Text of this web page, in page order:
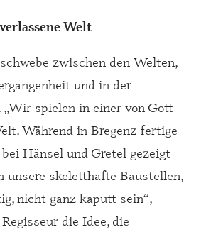
Welt
zwischen den Welten,
und in der
spielen in einer von Gott
Während in Bregenz fertige
Hänsel und Gretel gezeigt
unsere skeletthafte Baustellen,
nicht ganz kaputt sein“,
die Idee, die